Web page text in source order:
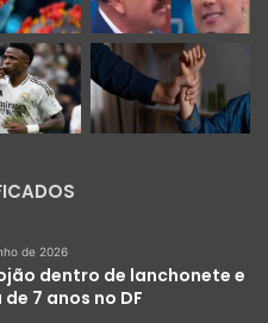
de 2026
dentro de lanchonete e
7 anos no DF